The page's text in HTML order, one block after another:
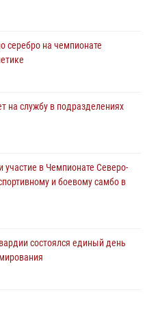
серебро на чемпионате
на службу в подразделениях
в Чемпионате Северо-
и боевому самбо в
состоялся единый день